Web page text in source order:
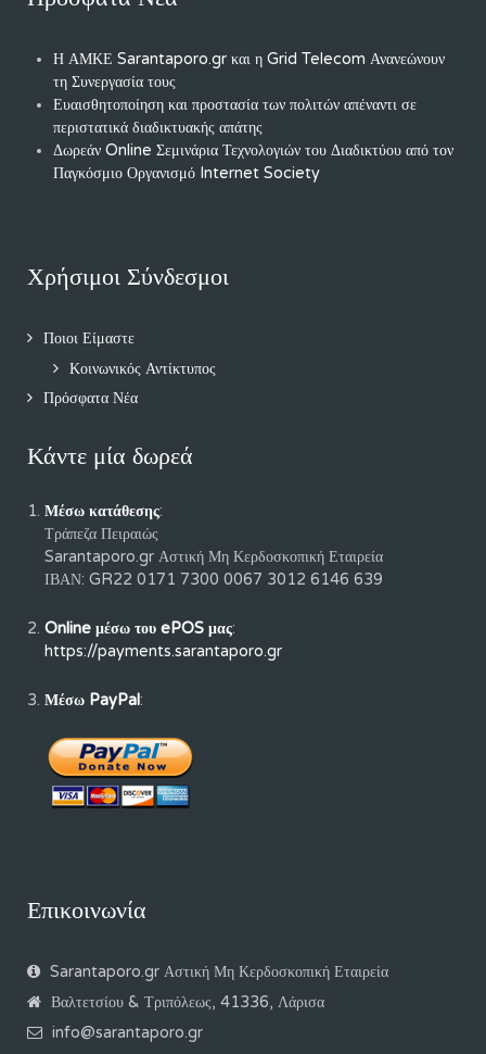
Η ΑΜΚΕ Sarantaporo.gr και η Grid Telecom Ανανεώνουν
τη Συνεργασία τους
Ευαισθητοποίηση και προστασία των πολιτών απέναντι σε
περιστατικά διαδικτυακής απάτης
Δωρεάν Online Σεμινάρια Τεχνολογιών του Διαδικτύου από τον
Παγκόσμιο Οργανισμό Internet Society
Χρήσιμοι Σύνδεσμοι
Ποιοι Είμαστε
Κοινωνικός Αντίκτυπος
Πρόσφατα Νέα
Κάντε μία δωρεά
Μέσω κατάθεσης:
Τράπεζα Πειραιώς
Sarantaporo.gr Αστική Μη Κερδοσκοπική Εταιρεία
ΙΒΑΝ: GR22 0171 7300 0067 3012 6146 639
Online μέσω του ePOS μας:
https://payments.sarantaporo.gr
Μέσω PayPal:
Επικοινωνία
Sarantaporo.gr Αστική Μη Κερδοσκοπική Εταιρεία
Βαλτετσίου & Τριπόλεως, 41336, Λάρισα
info@sarantaporo.gr